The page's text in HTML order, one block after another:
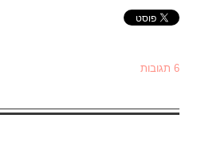
6 תגובות